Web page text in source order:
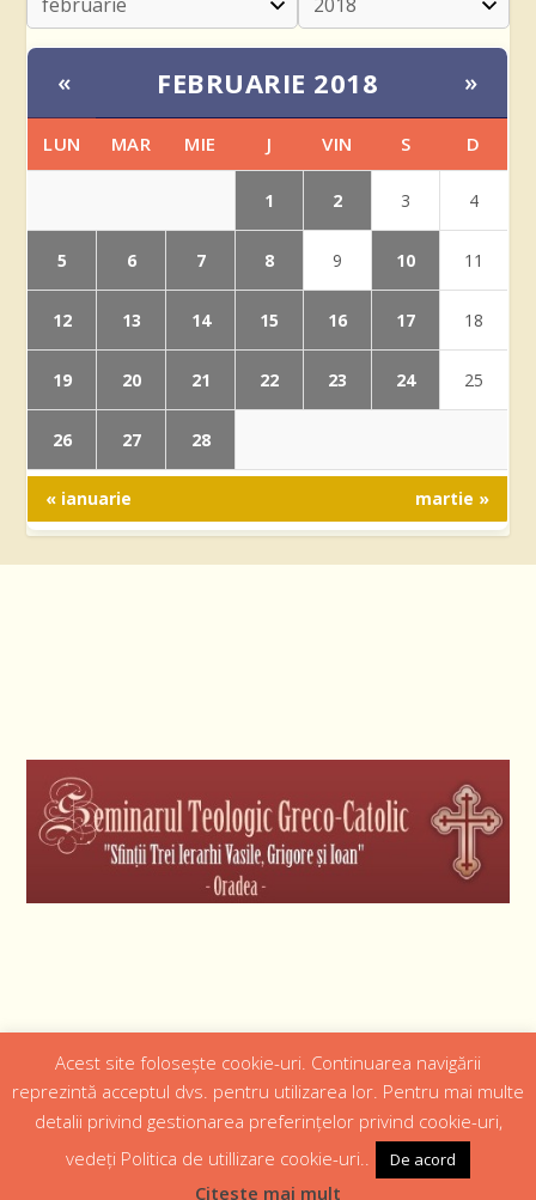
« FEBRUARIE 2018 »
LUN MAR MIE J VIN S D
1 2 3 4
5 6 7 8 9 10 11
12 13 14 15 16 17 18
19 20 21 22 23 24 25
26 27 28
« ianuarie martie »
Designed byWeb Design 4Us Consulting |
Istoric Episcopul Institutii Media
Cateheza
Parteneri
Politică confidențialitate
Acest site folosește cookie-uri. Continuarea navigării
reprezintă acceptul dvs. pentru utilizarea lor. Pentru mai multe
detalii privind gestionarea preferințelor privind cookie-uri,
vedeți Politica de utillizare cookie-uri..
De acord
Citeste mai mult